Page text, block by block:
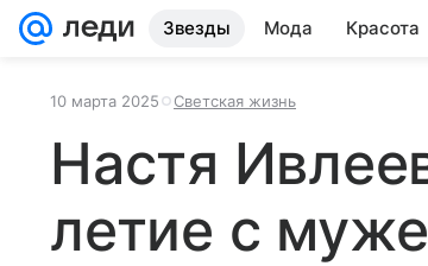
Звезды Мода Красота
10 марта 2025 Светская жизнь
Настя
летие с